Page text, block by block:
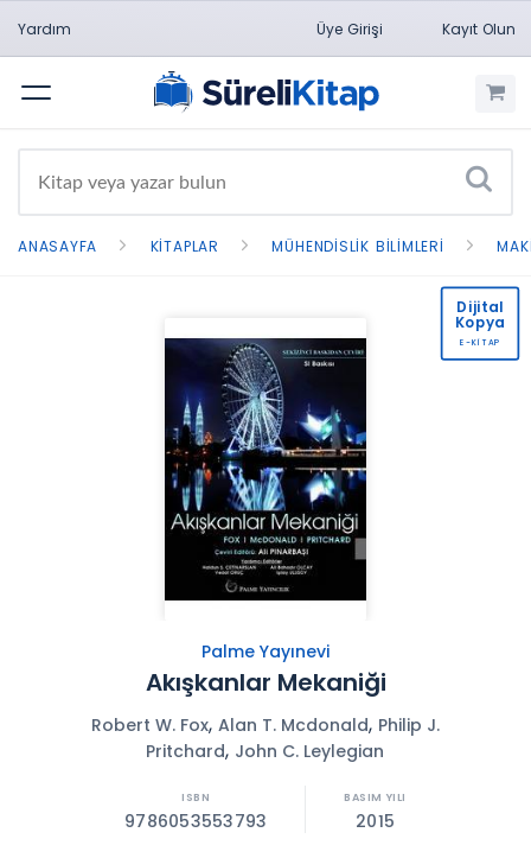
Yardım Üye Girişi Kayıt Olun
Menü
ANASAYFA KITAPLAR MÜHENDISLIK BILIMLERI
Palme Yayınevi
Akışkanlar Mekaniği
Robert W. Fox, Alan T. Mcdonald, Philip J.
Pritchard, John C. Leylegian
9786053553793 2015
Dijital
Kopya
E-KİTAP